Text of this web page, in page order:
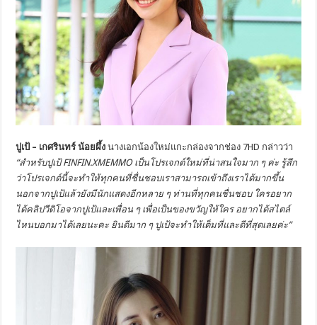
ปูเป้ – เกศรินทร์ น้อยผึ้งนางเอกน้องใหม่แกะกล่องจากช่อง 7HD กล่าวว่า
“สำหรับปูเป้ FINFIN.XMEMMO เป็นโปรเจกต์ใหม่ที่น่าสนใจมาก ๆ ค่ะ รู้สึก
ว่าโปรเจกต์​นี้จะทำให้ทุกคนที่ชื่นชอบเราสามารถเข้าถึงเราได้มากขึ้น
นอกจากปูเป้แล้วยังมีนักแสดงอีกหลาย ๆ ท่านที่ทุกคนชื่นชอบ ใครอยาก
ได้คลิปวีดิโอจากปูเป้และเพื่อน ๆ เพื่อเป็นของขวัญให้ใคร อยากได้สไตล์
ไหนบอกมาได้เลยนะคะ ยินดีมาก ๆ ปูเป้จะทำให้เต็มที่และดีที่สุดเลยค่ะ”